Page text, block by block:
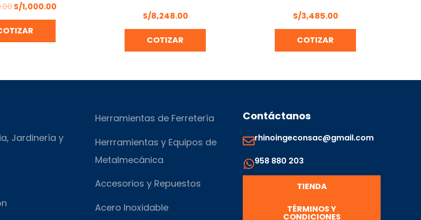
S/1,000.00
S/8,248.00
COTIZAR
S/3,485.00
COTIZAR
Jardinería y
Herramientas de Ferretería
Herrramientas y Equipos de
Metalmecánica
Accesorios y Repuestos
Acero Inoxidable
Contáctanos
rhinoingeconsac@gmail.com
958 880 203
TIENDA
TÉRMINOS Y
CONDICIONES